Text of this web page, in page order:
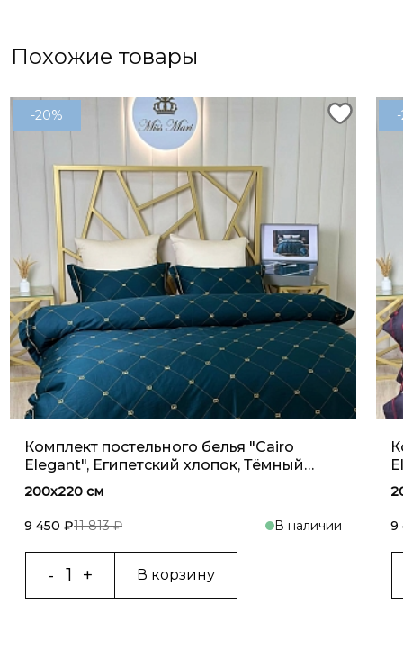
Похожие товары
-20%
Комплект постельного белья "Cairo
Elegant", Египетский хлопок, Тёмный
изумруд
200x220 см
9 450 ₽11 813 ₽ В наличии
В корзину
9